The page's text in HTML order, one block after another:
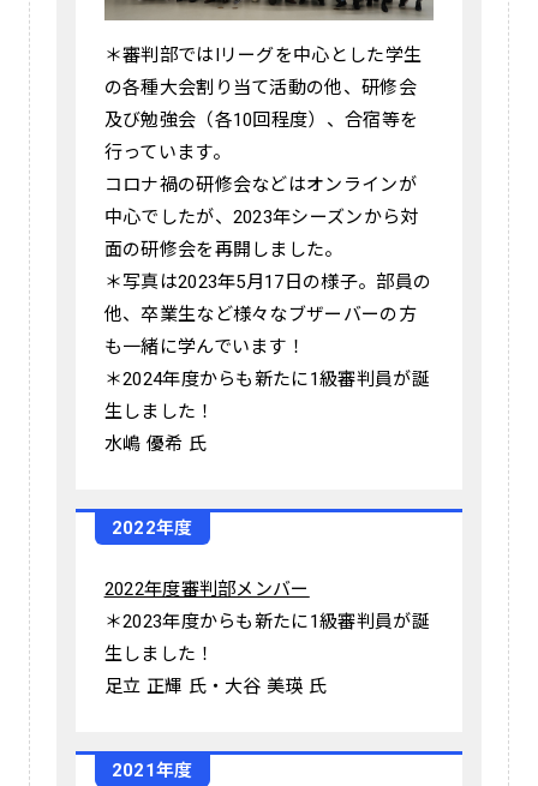
＊審判部ではIリーグを中心とした学生
の各種大会割り当て活動の他、研修会
及び勉強会（各10回程度）、合宿等を
行っています。
コロナ禍の研修会などはオンラインが
中心でしたが、2023年シーズンから対
面の研修会を再開しました。
＊写真は2023年5月17日の様子。部員の
他、卒業生など様々なブザーバーの方
も一緒に学んでいます！
＊2024年度からも新たに1級審判員が誕
生しました！
水嶋 優希 氏
2022年度
2022年度審判部メンバー
＊2023年度からも新たに1級審判員が誕
生しました！
足立 正輝 氏・大谷 美瑛 氏
2021年度